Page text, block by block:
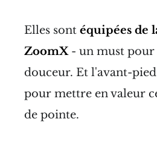
Elles sont équipées de
ZoomX- un must pour
douceur. Et l'avant-pied
pour mettre en valeur
de pointe.